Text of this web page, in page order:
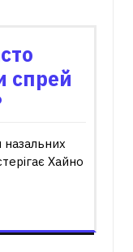
спрей
Хайно